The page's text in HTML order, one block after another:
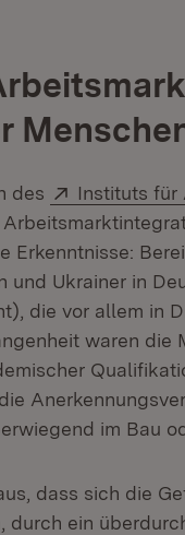
des Extern:
Instituts für
Erkenntnisse:
und Ukrainer in
die vor allem in
waren die
im Bau
dass sich die
durch ein